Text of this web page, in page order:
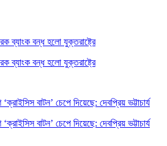
ব্যাংক বন্ধ হলো যুক্তরাষ্ট্রে
ব্যাংক বন্ধ হলো যুক্তরাষ্ট্রে
বাটন’ চেপে দিয়েছে: দেবপ্রিয় ভট্টাচার্য
বাটন’ চেপে দিয়েছে: দেবপ্রিয় ভট্টাচার্য